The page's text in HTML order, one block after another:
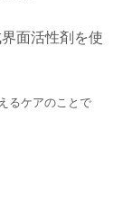
面活性剤を使
るケアのことで